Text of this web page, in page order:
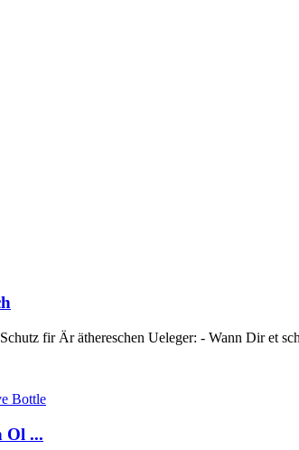
fir Är äthereschen Ueleger: - Wann Dir et
Ol ...